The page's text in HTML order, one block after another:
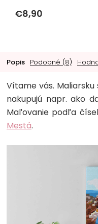
€8,90
Popis Podobné (8)
Vítame vás. Maliarsku
nakupujú napr. ako
Maľovanie podľa
Mestá.